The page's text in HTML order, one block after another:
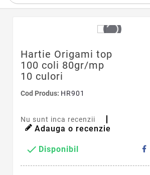
Hartie Origami top
100 coli 80gr/mp
10 culori
Cod Produs: HR901
Nu sunt inca recenzii
Adauga o recenzie
 Disponibil